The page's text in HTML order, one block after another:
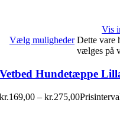
Vis
Vælg muligheder Dette vare
vælges på
Vetbed Hundetæppe
kr.169,00 – kr.275,00